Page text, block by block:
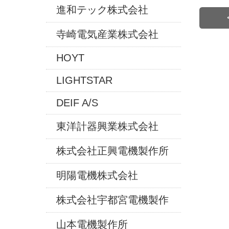
進和テック株式会社
寺崎電気産業株式会社
HOYT
LIGHTSTAR
DEIF A/S
東洋計器興業株式会社
株式会社正興電機製作所
明陽電機株式会社
株式会社宇都宮電機製作
山本電機製作所